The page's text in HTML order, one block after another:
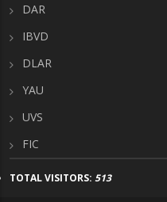
DAR
IBVD
DLAR
YAU
UVS
FIC
TOTAL VISITORS: 513